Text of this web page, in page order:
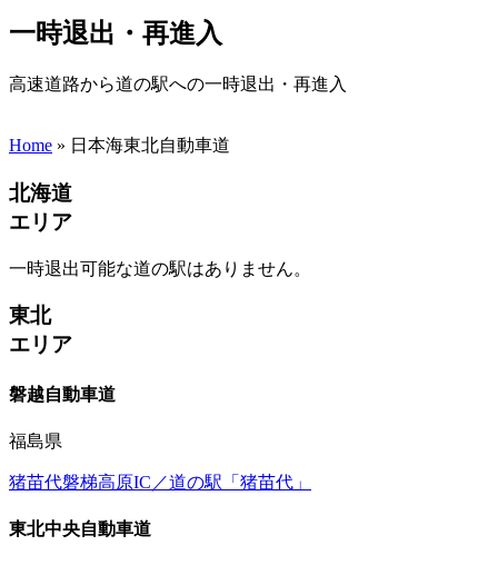
一時退出・再進入
高速道路から道の駅への一時退出・再進入
Home » 日本海東北自動車道
北海道
エリア
一時退出可能な道の駅はありません。
東北
エリア
磐越自動車道
福島県
猪苗代磐梯高原IC／道の駅「猪苗代」
東北中央自動車道